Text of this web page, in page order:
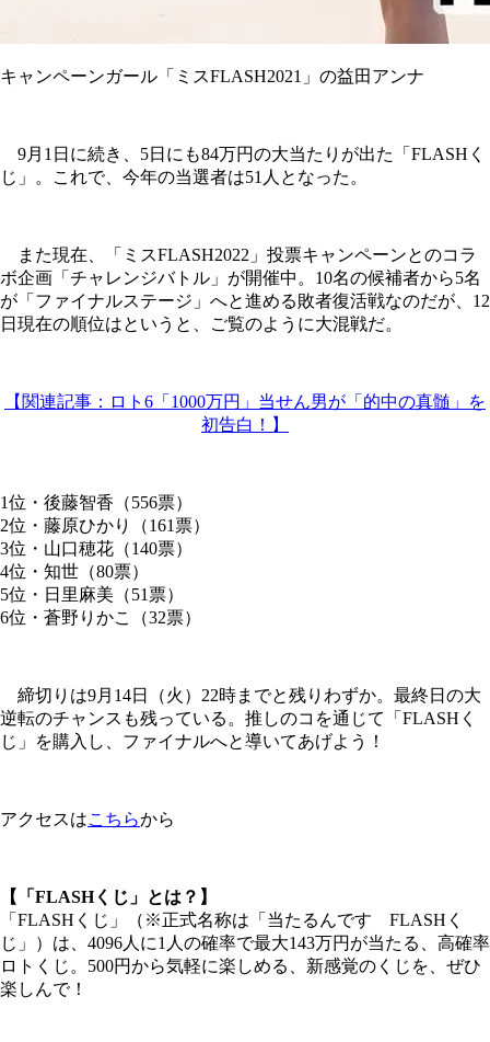
キャンペーンガール「ミスFLASH2021」の益田アンナ
9月1日に続き、5日にも84万円の大当たりが出た「FLASHく
じ」。これで、今年の当選者は51人となった。
また現在、「ミスFLASH2022」投票キャンペーンとのコラ
ボ企画「チャレンジバトル」が開催中。10名の候補者から5名
が「ファイナルステージ」へと進める敗者復活戦なのだが、12
日現在の順位はというと、ご覧のように大混戦だ。
【関連記事：ロト6「1000万円」当せん男が「的中の真髄」を
初告白！】
1位・後藤智香（556票）
2位・藤原ひかり（161票）
3位・山口穂花（140票）
4位・知世（80票）
5位・日里麻美（51票）
6位・蒼野りかこ（32票）
締切りは9月14日（火）22時までと残りわずか。最終日の大
逆転のチャンスも残っている。推しのコを通じて「FLASHく
じ」を購入し、ファイナルへと導いてあげよう！
アクセスはこちらから
【「FLASHくじ」とは？】
「FLASHくじ」（※正式名称は「当たるんです FLASHく
じ」）は、4096人に1人の確率で最大143万円が当たる、高確率
ロトくじ。500円から気軽に楽しめる、新感覚のくじを、ぜひ
楽しんで！